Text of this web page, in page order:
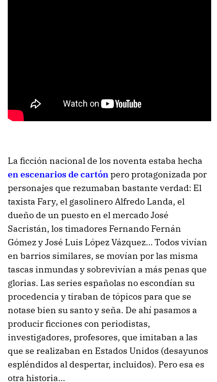
La ficción nacional de los noventa estaba hecha
en escenarios de cartónpero protagonizada por
personajes que rezumaban bastante verdad: El
taxista Fary, el gasolinero Alfredo Landa, el
dueño de un puesto en el mercado José
Sacristán, los timadores Fernando Fernán
Gómez y José Luis López Vázquez… Todos vivían
en barrios similares, se movían por las misma
tascas inmundas y sobrevivían a más penas que
glorias. Las series españolas no escondían su
procedencia y tiraban de tópicos para que se
notase bien su santo y seña. De ahí pasamos a
producir ficciones con periodistas,
investigadores, profesores, que imitaban a las
que se realizaban en Estados Unidos (desayunos
espléndidos al despertar, incluidos). Pero esa es
otra historia…